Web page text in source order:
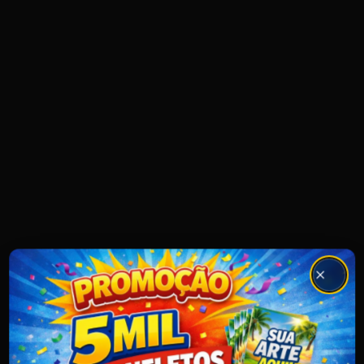
404
Promoção: 5 mil panfletos coloridos 10x14 cm, só
Close